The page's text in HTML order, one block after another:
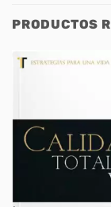
PRODUCTOS